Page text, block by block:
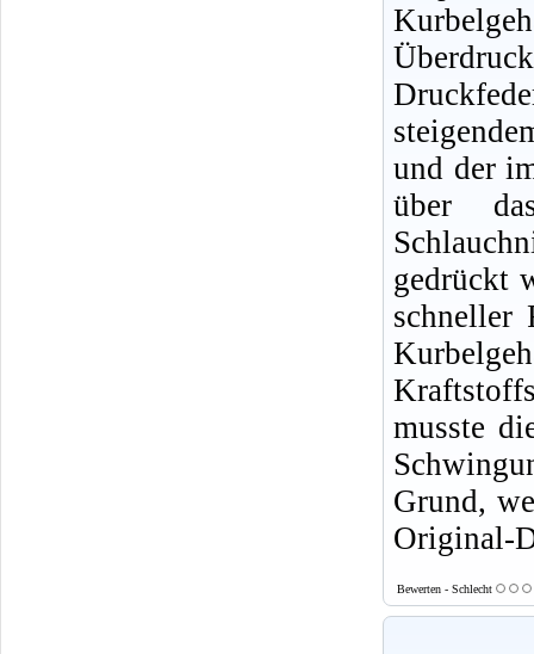
und der
über
gedrückt
schneller
musste
Grund,
Original-
Bewerten - Schlecht